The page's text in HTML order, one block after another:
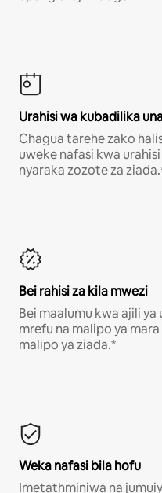
Urahisi wa kubadilika
Chagua tarehe zako
uweke nafasi kwa
nyaraka zozote za
Bei rahisi za kila mwezi
Bei maalumu kwa ajili
mrefu na malipo ya
malipo ya ziada.*
Weka nafasi bila hofu
Imetathminiwa na